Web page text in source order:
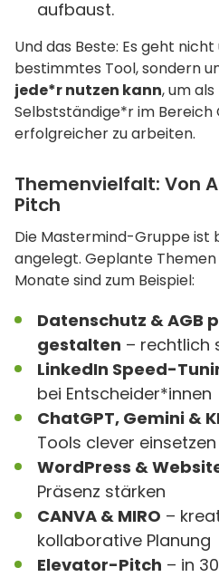
aufbaust.
Und das Beste: Es geht
bestimmtes Tool, sondern
jede*r nutzen kann, um
Selbstständige*r im Bereich
erfolgreicher zu arbeiten.
Themenvielfalt: Von
Pitch
Die Mastermind-Gruppe ist
angelegt. Geplante
Monate sind zum Beispiel:
Datenschutz & AGB
gestalten – rechtlich
LinkedIn Speed-
bei Entscheider*innen
ChatGPT, Gemini &
Tools clever einsetzen
WordPress &
Präsenz stärken
CANVA & MIRO –
kollaborative Planung
Elevator-Pitch – in